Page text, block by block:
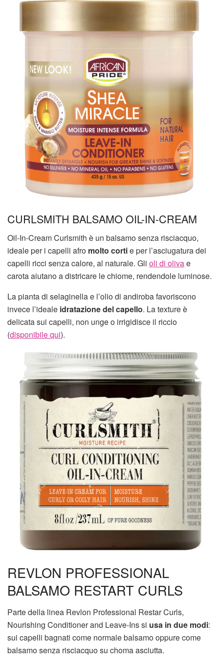
CURLSMITH BALSAMO OIL-IN-CREAM
Oil-In-Cream Curlsmith è un balsamo senza risciacquo,
ideale per i capelli afro molto cortie per l’asciugatura dei
capelli ricci senza calore, al naturale. Gli oli di olivae
carota aiutano a districare le chiome, rendendole luminose.
La pianta di selaginella e l’olio di andiroba favoriscono
invece l’ideale idratazione del capello. La texture è
delicata sui capelli, non unge o irrigidisce il riccio
(disponibile qui).
REVLON PROFESSIONAL
BALSAMO RESTART CURLS
Parte della linea Revlon Professional Restar Curls,
Nourishing Conditioner and Leave-Ins si usa in due modi:
sui capelli bagnati come normale balsamo oppure come
balsamo senza risciacquo su choma asciutta.